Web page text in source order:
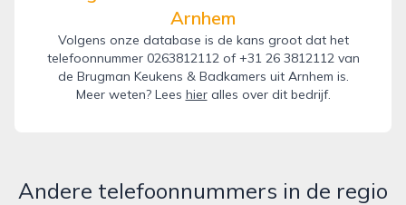
Arnhem
Volgens onze database is de kans groot dat het
telefoonnummer 0263812112 of +31 26 3812112 van
de Brugman Keukens & Badkamers uit Arnhem is.
Meer weten? Lees hieralles over dit bedrijf.
Andere telefoonnummers in de regio